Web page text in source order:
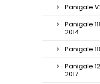
Panigale
Panigale
2014
Panigale
Panigale
2017